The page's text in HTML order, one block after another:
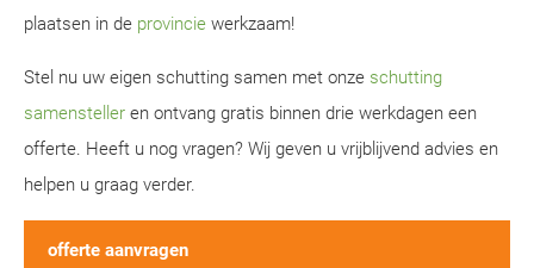
plaatsen in de provincie werkzaam!
Stel nu uw eigen schutting samen met onze schutting
samensteller en ontvang gratis binnen drie werkdagen een
offerte. Heeft u nog vragen? Wij geven u vrijblijvend advies en
helpen u graag verder.
offerte aanvragen